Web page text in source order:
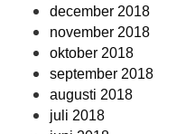
december 2018
november 2018
oktober 2018
september 2018
augusti 2018
juli 2018